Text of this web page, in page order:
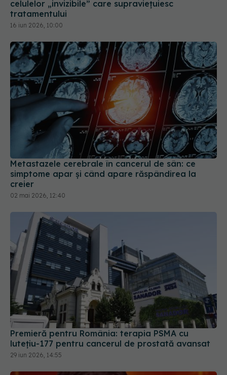
16 iun 2026, 10:00
Metastazele cerebrale în cancerul de sân: ce
simptome apar și când apare răspândirea la
creier
02 mai 2026, 12:40
Premieră pentru România: terapia PSMA cu
lutețiu-177 pentru cancerul de prostată avansat
29 iun 2026, 14:55